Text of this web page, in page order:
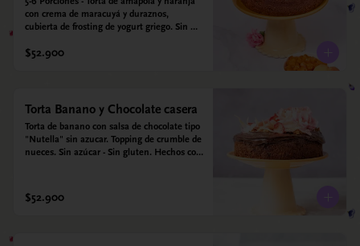
con crema de maracuyá y duraznos,
cubierta de frosting de yogurt griego. Sin
$52.900
Torta Banano y Chocolate casera
Torta de banano con salsa de chocolate tipo
"Nutella" sin azucar. Topping de crumble de
nueces. Sin azúcar - Sin gluten. Hechos con
$52.900